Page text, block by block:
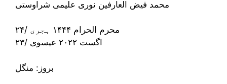
محمد فیض العارفین نوری علیمی شراوستی
۲۴/ محرم الحرام ۱۴۴۴ ہجری
۲۳/ اگست ۲۰۲۲ عیسوی
بروز: منگل